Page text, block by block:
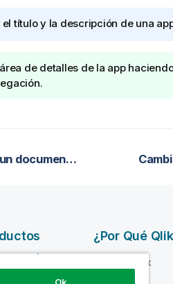
título y la descripción de una
de detalles de la app
Convertir manualmente un documento QlikView en una app de Qlik Sense
DE
¿Por Qué
Por qué Qlik
Confianza y